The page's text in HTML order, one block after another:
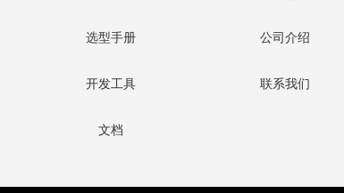
选型手册
开发工具
文档
公司介绍
联系我们